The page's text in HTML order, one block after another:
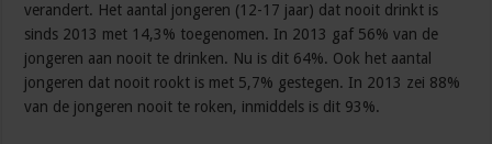
verandert. Het aantal jongeren (12-17 jaar) dat nooit drinkt is
sinds 2013 met 14,3% toegenomen. In 2013 gaf 56% van de
jongeren aan nooit te drinken. Nu is dit 64%. Ook het aantal
jongeren dat nooit rookt is met 5,7% gestegen. In 2013 zei 88%
van de jongeren nooit te roken, inmiddels is dit 93%.